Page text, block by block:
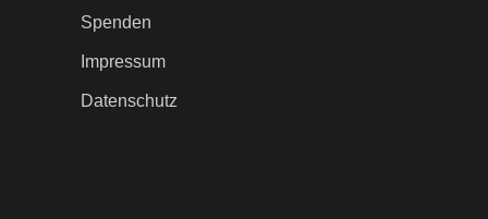
Spenden
Impressum
Datenschutz
.